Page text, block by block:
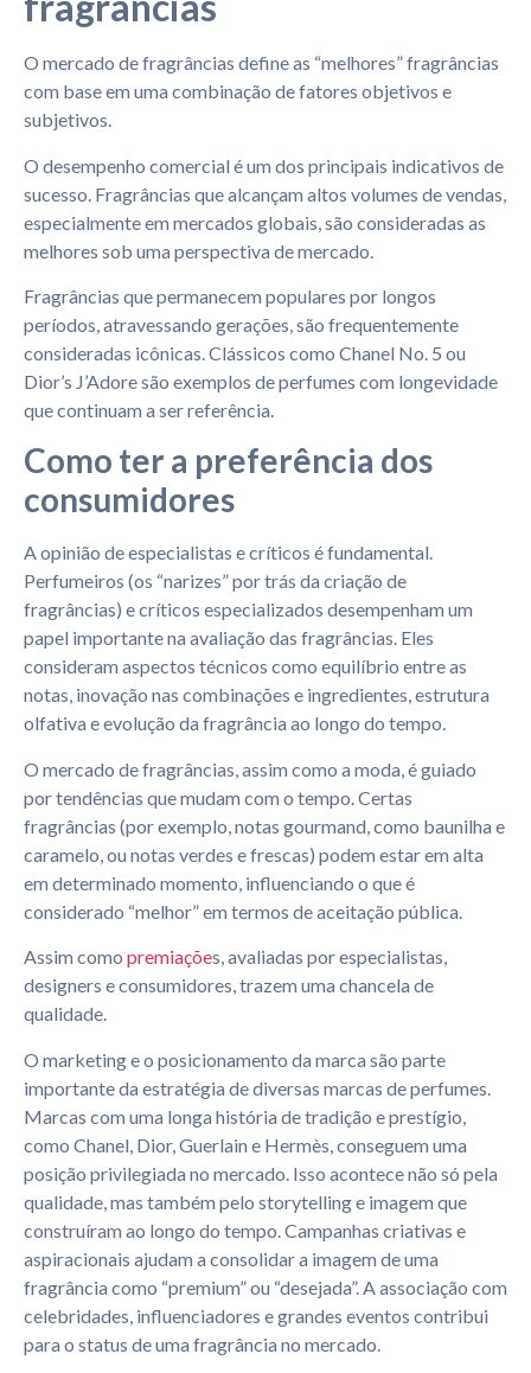
O mercado de fragrâncias define as “melhores” fragrâncias
com base em uma combinação de fatores objetivos e
subjetivos.
O desempenho comercial é um dos principais indicativos de
sucesso. Fragrâncias que alcançam altos volumes de vendas,
especialmente em mercados globais, são consideradas as
melhores sob uma perspectiva de mercado.
Fragrâncias que permanecem populares por longos
períodos, atravessando gerações, são frequentemente
consideradas icônicas. Clássicos como Chanel No. 5 ou
Dior’s J’Adore são exemplos de perfumes com longevidade
que continuam a ser referência.
Como ter a preferência dos
consumidores
A opinião de especialistas e críticos é fundamental.
Perfumeiros (os “narizes” por trás da criação de
fragrâncias) e críticos especializados desempenham um
papel importante na avaliação das fragrâncias. Eles
consideram aspectos técnicos como equilíbrio entre as
notas, inovação nas combinações e ingredientes, estrutura
olfativa e evolução da fragrância ao longo do tempo.
O mercado de fragrâncias, assim como a moda, é guiado
por tendências que mudam com o tempo. Certas
fragrâncias (por exemplo, notas gourmand, como baunilha e
caramelo, ou notas verdes e frescas) podem estar em alta
em determinado momento, influenciando o que é
considerado “melhor” em termos de aceitação pública.
Assim como premiações, avaliadas por especialistas,
designers e consumidores, trazem uma chancela de
qualidade.
O marketing e o posicionamento da marca são parte
importante da estratégia de diversas marcas de perfumes.
Marcas com uma longa história de tradição e prestígio,
como Chanel, Dior, Guerlain e Hermès, conseguem uma
posição privilegiada no mercado. Isso acontece não só pela
qualidade, mas também pelo storytelling e imagem que
construíram ao longo do tempo. Campanhas criativas e
aspiracionais ajudam a consolidar a imagem de uma
fragrância como “premium” ou “desejada”. A associação com
celebridades, influenciadores e grandes eventos contribui
para o status de uma fragrância no mercado.